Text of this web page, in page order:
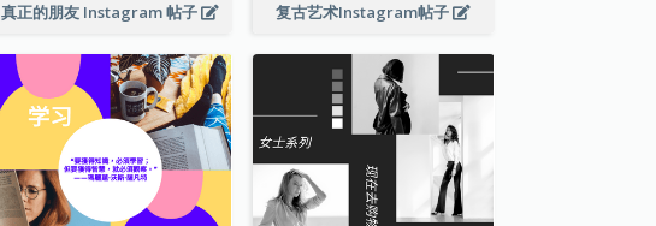
真正的朋友 Instagram 帖子 复古艺术Instagram帖子